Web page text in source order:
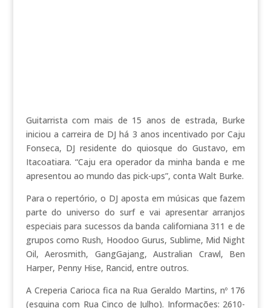
Guitarrista com mais de 15 anos de estrada, Burke
iniciou a carreira de DJ há 3 anos incentivado por Caju
Fonseca, DJ residente do quiosque do Gustavo, em
Itacoatiara. “Caju era operador da minha banda e me
apresentou ao mundo das pick-ups”, conta Walt Burke.
Para o repertório, o DJ aposta em músicas que fazem
parte do universo do surf e vai apresentar arranjos
especiais para sucessos da banda californiana 311 e de
grupos como Rush, Hoodoo Gurus, Sublime, Mid Night
Oil, Aerosmith, GangGajang, Australian Crawl, Ben
Harper, Penny Hise, Rancid, entre outros.
A Creperia Carioca fica na Rua Geraldo Martins, nº 176
(esquina com Rua Cinco de Julho). Informações: 2610-